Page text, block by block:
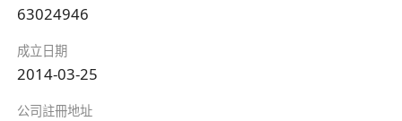
63024946
成立日期
2014-03-25
公司註冊地址